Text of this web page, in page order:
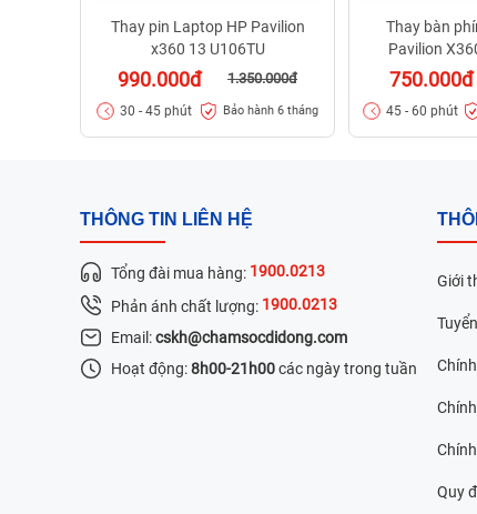
Thay pin Laptop HP Pavilion
x360 13 U106TU
990.000đ 1.350.000đ
30 - 45 phút Bảo hành 6 tháng
Thay bàn
Pavilion
750.000đ
45 - 60 phút
THÔNG TIN LIÊN HỆ
Tổng đài mua hàng: 1900.0213
Phản ánh chất lượng: 1900.0213
Email:cskh@chamsocdidong.com
Hoạt động:8h00-21h00các ngày trong tuần
Giới
Quy